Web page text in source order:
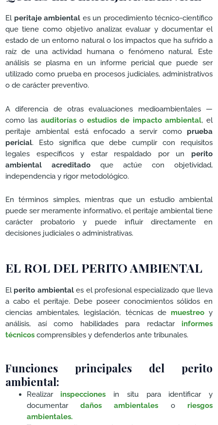
El peritaje ambiental es un procedimiento técnico-científico
que tiene como objetivo analizar, evaluar y documentar el
estado de un entorno natural o los impactos que ha sufrido a
raíz de una actividad humana o fenómeno natural. Este
análisis se plasma en un informe pericial que puede ser
utilizado como prueba en procesos judiciales, administrativos
o de carácter preventivo.
A diferencia de otras evaluaciones medioambientales —
como lasauditoríaso estudios de impacto ambiental, el
peritaje ambiental está enfocado a servir como prueba
pericial. Esto significa que debe cumplir con requisitos
legales específicos y estar respaldado por un perito
ambiental acreditado que actúe con objetividad,
independencia y rigor metodológico.
En términos simples, mientras que un estudio ambiental
puede ser meramente informativo, el peritaje ambiental tiene
carácter probatorio y puede influir directamente en
decisiones judiciales o administrativas.
EL ROL DEL PERITO AMBIENTAL
El perito ambientales el profesional especializado que lleva
a cabo el peritaje. Debe poseer conocimientos sólidos en
ciencias ambientales, legislación, técnicas demuestreoy
análisis, así como habilidades para redactar informes
técnicos comprensibles y defenderlos ante tribunales.
Funciones principales del perito
ambiental:
Realizar inspecciones in situ para identificar y
documentardaños ambientales o riesgos
ambientales.